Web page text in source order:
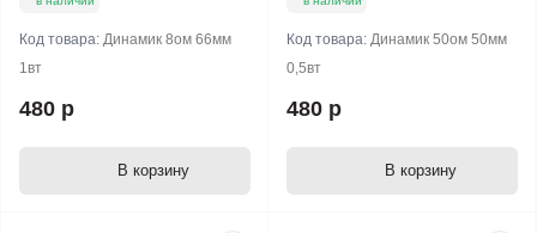
Код товара: Динамик 8ом 66мм
1вт
480 р
В корзину
Код товара: Динамик 50ом 50мм
0,5вт
480 р
В корзину